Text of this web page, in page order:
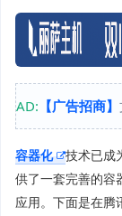
AD: 【广告招商】
容器化
技术已成
供了一套完善的容
应用。下面是在腾